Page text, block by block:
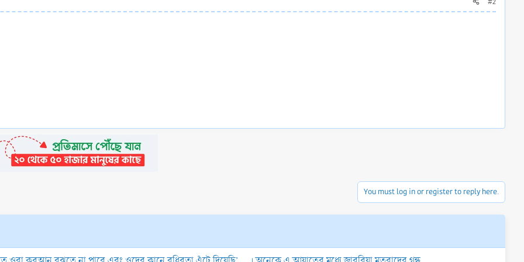
You must log in or register to reply here.